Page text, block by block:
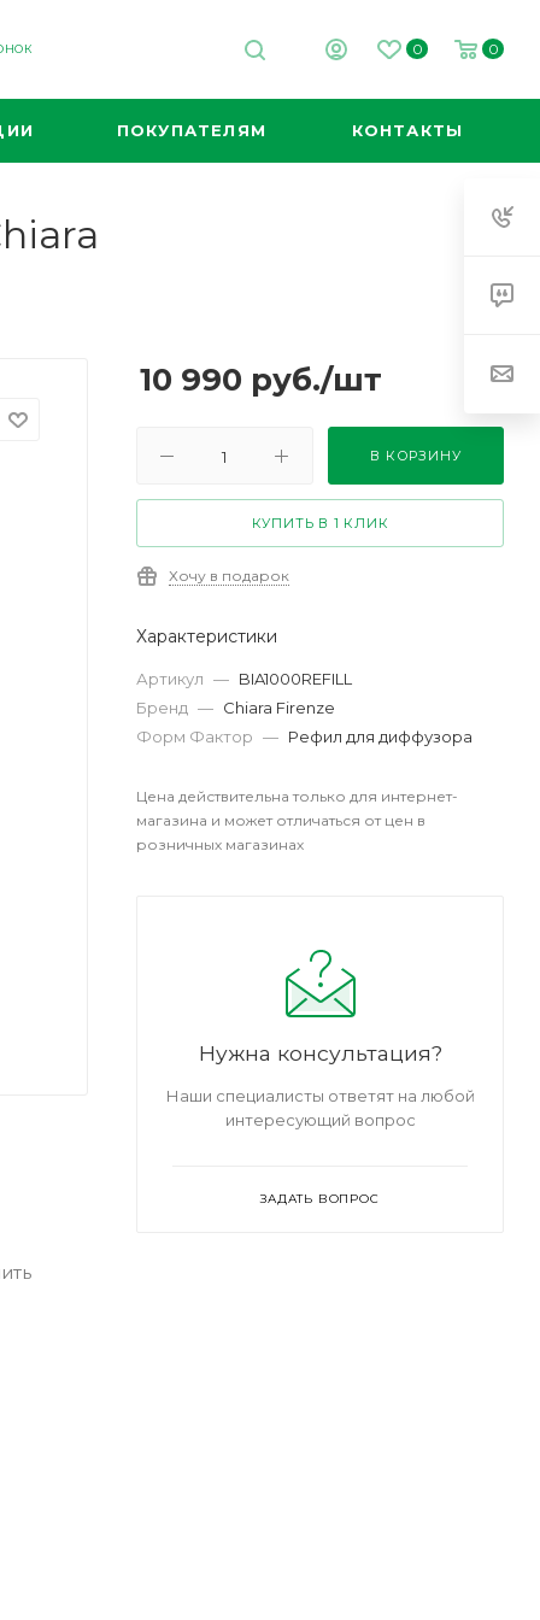
0 0
ПОКУПАТЕЛЯМ КОНТАКТЫ
10 990 руб./шт
В КОРЗИНУ
КУПИТЬ В 1 КЛИК
Хочу в подарок
Характеристики
Артикул — BIA1000REFILL
Бренд — Chiara Firenze
Форм Фактор — Рефил для диффузора
Цена действительна только для интернет-
магазина и может отличаться от цен в
розничных магазинах
Нужна консультация?
Наши специалисты ответят на любой
интересующий вопрос
ЗАДАТЬ ВОПРОС